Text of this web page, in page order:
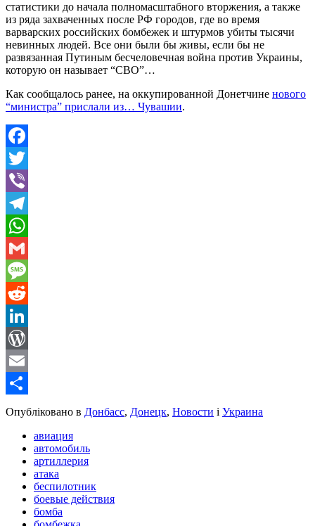
статистики до начала полномасштабного вторжения, а также
из ряда захваченных после РФ городов, где во время
варварских российских бомбежек и штурмов убиты тысячи
невинных людей. Все они были бы живы, если бы не
развязанная Путиным бесчеловечная война против Украины,
которую он называет “СВО”…
Как сообщалось ранее, на оккупированной Донетчине нового
“министра” прислали из… Чувашии.
Facebook
Twitter
Viber
Telegram
WhatsApp
Gmail
Message
Reddit
LinkedIn
WordPress
Email
Share
Опубліковано в Донбасс, Донецк, Новости і Украина
авиация
автомобиль
артиллерия
атака
беспилотник
боевые действия
бомба